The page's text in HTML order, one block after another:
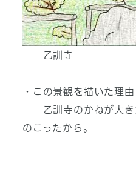
乙訓寺
・この景観を描いた理由
乙訓寺のかねが大き
のこったから。